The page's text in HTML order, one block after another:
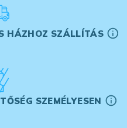
HÁZHOZ SZÁLLÍTÁS
SZEMÉLYESEN